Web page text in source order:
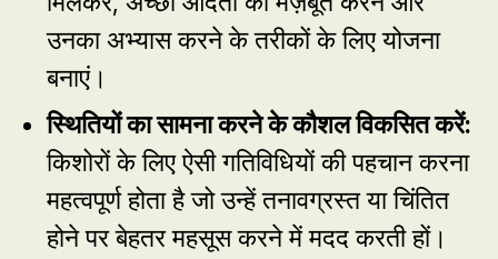
उनका अभ्यास करने के तरीकों के लिए योजना
बनाएं।
स्थितियों का सामना करने के कौशल विकसित करें:
किशोरों के लिए ऐसी गतिविधियों की पहचान करना
महत्वपूर्ण होता है जो उन्हें तनावग्रस्त या चिंतित
होने पर बेहतर महसूस करने में मदद करती हों।